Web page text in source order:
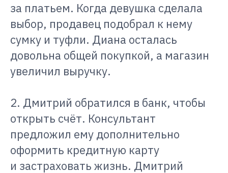
за платьем. Когда девушка сделала
выбор, продавец подобрал к нему
сумку и туфли. Диана осталась
довольна общей покупкой, а магазин
увеличил выручку.
2. Дмитрий обратился в банк, чтобы
открыть счёт. Консультант
предложил ему дополнительно
оформить кредитную карту
и застраховать жизнь. Дмитрий